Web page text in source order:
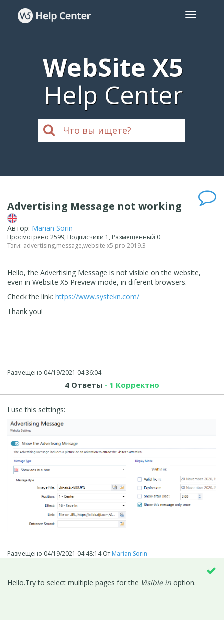
WebSite X5
Help Center
Advertising Message not working
Автор: Marian Sorin
Просмотрено 2599, Подписчики 1, Размещенный 0
Тэги: advertising,message,website x5 pro 2019.3
Hello, the Advertising Message is not visible on the website,
even in Website X5 Preview mode, in diferent browsers.
Check the link: https://www.systekn.com/
Thank you!
Размещено 04/19/2021 04:36:04
4 Ответы- 1 Корректно
I use this settings:
Размещено 04/19/2021 04:48:14От Marian Sorin
Hello.Try to select multiple pages for the Visible in option.